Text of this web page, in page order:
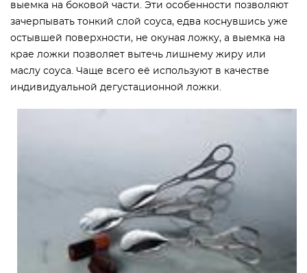
выемка на боковой части. Эти особенности позволяют
зачерпывать тонкий слой соуса, едва коснувшись уже
остывшей поверхности, не окуная ложку, а выемка на
крае ложки позволяет вытечь лишнему жиру или
маслу соуса. Чаще всего её используют в качестве
индивидуальной дегустационной ложки.